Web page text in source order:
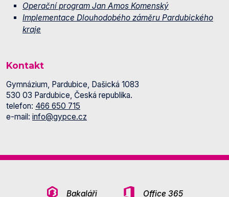
Operační program Jan Amos Komenský
Implementace Dlouhodobého záměru Pardubického
kraje
Kontakt
Gymnázium, Pardubice, Dašická 1083
530 03 Pardubice, Česká republika.
telefon: 466 650 715
e-mail: info@gypce.cz
Bakaláři Office 365